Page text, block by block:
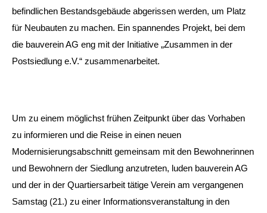
befindlichen Bestandsgebäude abgerissen werden, um Platz
für Neubauten zu machen. Ein spannendes Projekt, bei dem
die bauverein AG eng mit der Initiative „Zusammen in der
Postsiedlung e.V.“ zusammenarbeitet.
Um zu einem möglichst frühen Zeitpunkt über das Vorhaben
zu informieren und die Reise in einen neuen
Modernisierungsabschnitt gemeinsam mit den Bewohnerinnen
und Bewohnern der Siedlung anzutreten, luden bauverein AG
und der in der Quartiersarbeit tätige Verein am vergangenen
Samstag (21.) zu einer Informationsveranstaltung in den